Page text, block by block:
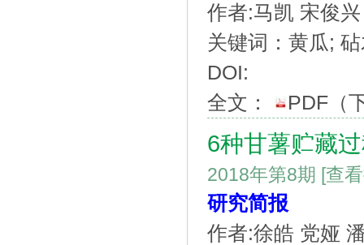
作者:马凯 宋俊
关键词：黄瓜;
DOI:
全文：
PDF （
6种甘薯贮藏
2018年第8期 [查
研究简报
作者:徐皓 党娅